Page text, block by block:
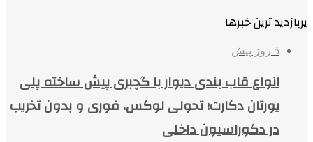
پربازدید ترین خبرها
5 روز پیش
انواع قاب بندی دیوار با گچبری پیش ساخته پلی
یورتان دکارت؛ تحولی لوکس، فوری و بدون تخریب
در دکوراسیون داخلی